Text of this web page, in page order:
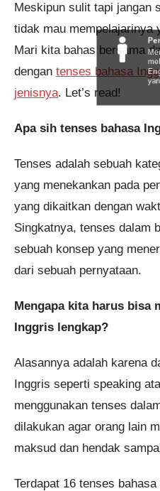
Meskipun sulit tapi jangan
tidak mau mempelajarinya
Mari kita bahas bersama
dengan tenses bahasa
jenisnya. Let’s read!
Apa sih tenses bahasa
Tenses adalah sebuah
yang menekankan pada
yang dikaitkan dengan
Singkatnya, tenses dalam
sebuah konsep yang
dari sebuah pernyataan.
Mengapa kita harus bisa
Inggris lengkap?
Alasannya adalah karena
Inggris seperti speaking
menggunakan tenses
dilakukan agar orang lain
maksud dan hendak
Terdapat 16 tenses